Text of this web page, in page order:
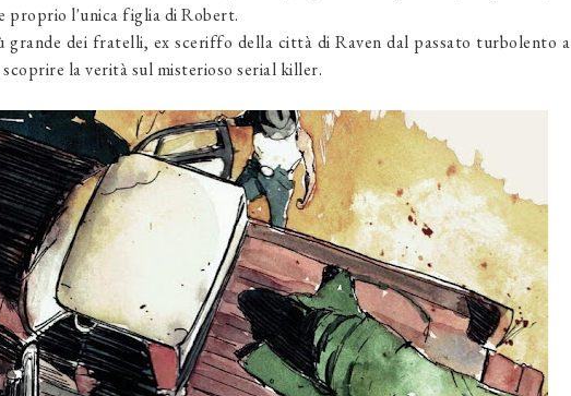
proprio l'unica figlia di Robert.
grande dei fratelli, ex sceriffo della città di Raven dal passato turbolento a
la verità sul misterioso serial killer.